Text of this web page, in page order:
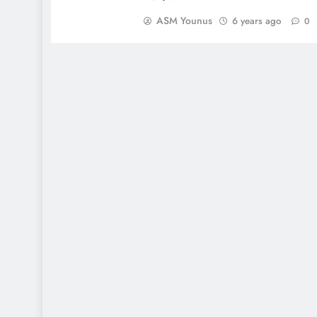
ASM Younus 6 years ago 0